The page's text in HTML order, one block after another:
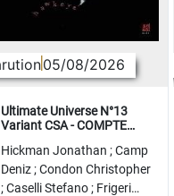
05/08/2026
Ultimate Universe N°13
Variant CSA - COMPTE
Hickman Jonathan ;Camp
Deniz;Condon Christopher
;Caselli Stefano; Frigeri